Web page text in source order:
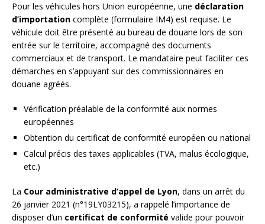
Pour les véhicules hors Union européenne, une déclaration
d’importation complète (formulaire IM4) est requise. Le
véhicule doit être présenté au bureau de douane lors de son
entrée sur le territoire, accompagné des documents
commerciaux et de transport. Le mandataire peut faciliter ces
démarches en s’appuyant sur des commissionnaires en
douane agréés.
Vérification préalable de la conformité aux normes
européennes
Obtention du certificat de conformité européen ou national
Calcul précis des taxes applicables (TVA, malus écologique,
etc.)
La Cour administrative d’appel de Lyon, dans un arrêt du
26 janvier 2021 (n°19LY03215), a rappelé l’importance de
disposer d’un certificat de conformité valide pour pouvoir